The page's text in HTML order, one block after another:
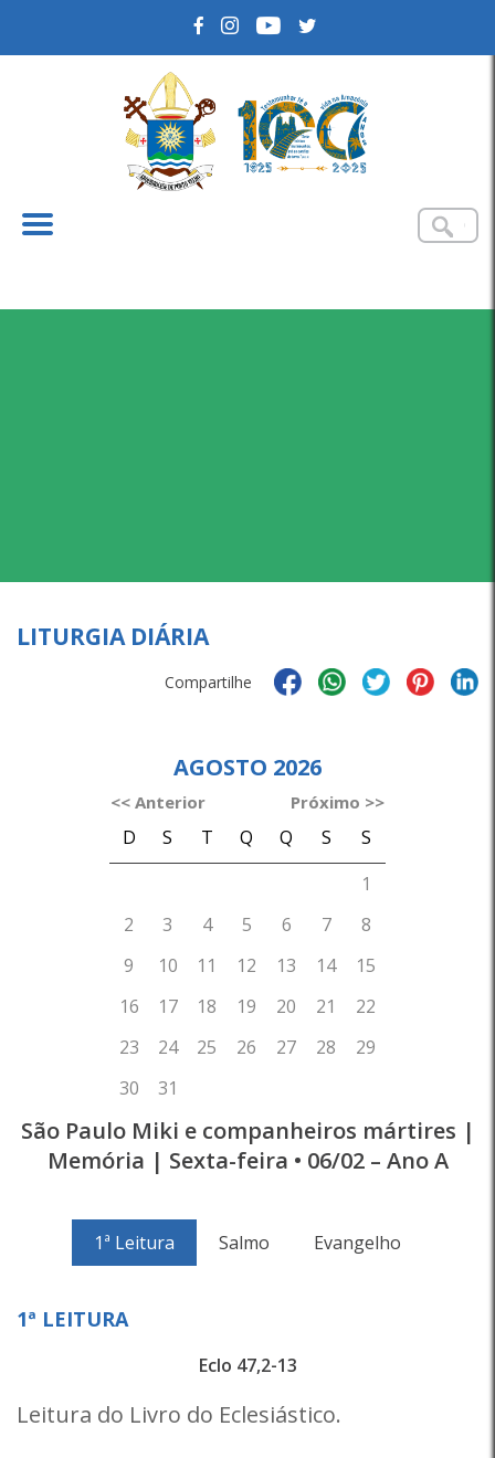
LITURGIA DIÁRIA
Compartilhe
São Paulo Miki e companheiros mártires |
Memória | Sexta-feira • 06/02 – Ano A
1ª Leitura Salmo Evangelho
1ª LEITURA
Eclo 47,2-13
Leitura do Livro do Eclesiástico.